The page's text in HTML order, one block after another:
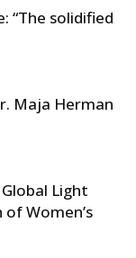
“The solidified
Maja Herman
Light
Women’s